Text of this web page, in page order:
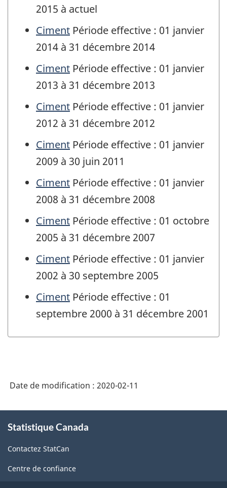
2015 à actuel
Ciment Période effective : 01 janvier
2014 à 31 décembre 2014
Ciment Période effective : 01 janvier
2013 à 31 décembre 2013
Ciment Période effective : 01 janvier
2012 à 31 décembre 2012
Ciment Période effective : 01 janvier
2009 à 30 juin 2011
Ciment Période effective : 01 janvier
2008 à 31 décembre 2008
Ciment Période effective : 01 octobre
2005 à 31 décembre 2007
Ciment Période effective : 01 janvier
2002 à 30 septembre 2005
Ciment Période effective : 01
septembre 2000 à 31 décembre 2001
Date de modification : 2020-02-11
propos
ce
site
Statistique Canada
Contactez StatCan
Centre de confiance